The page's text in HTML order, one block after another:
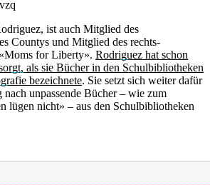
ist auch Mitglied des
Countys und Mitglied des rechts-
for Liberty». Rodriguez hat schon
als sie Bücher in den Schulbibliotheken
bezeichnete. Sie setzt sich weiter dafür
unpassende Bücher – wie zum
lügen nicht» – aus den Schulbibliotheken